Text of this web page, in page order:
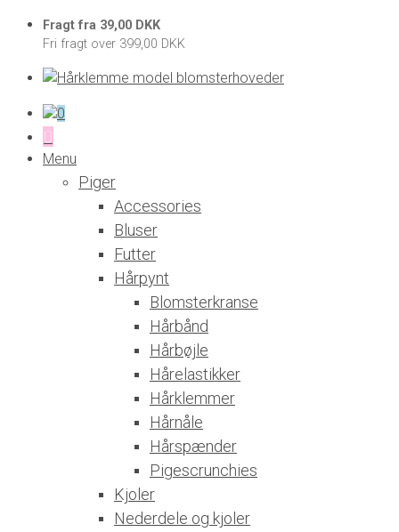
Fragt fra 39,00 DKK
Fri fragt over 399,00 DKK
0
0
Menu
Piger
Accessories
Bluser
Futter
Hårpynt
Blomsterkranse
Hårbånd
Hårbøjle
Hårelastikker
Hårklemmer
Hårnåle
Hårspænder
Pigescrunchies
Kjoler
Nederdele og kjoler